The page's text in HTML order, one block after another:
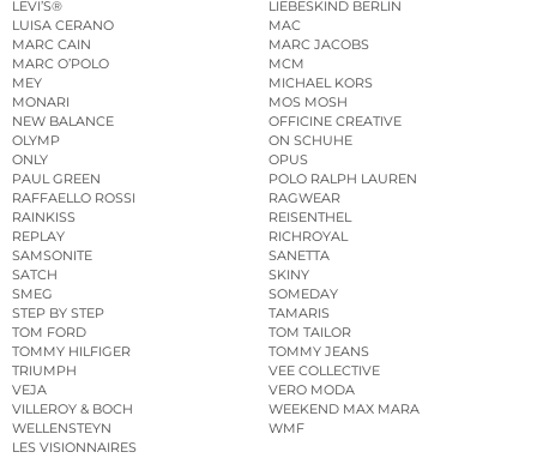
LEVI’S®
LIEBESKIND BERLIN
LUISA CERANO
MAC
MARC CAIN
MARC JACOBS
MARC O’POLO
MCM
MEY
MICHAEL KORS
MONARI
MOS MOSH
NEW BALANCE
OFFICINE CREATIVE
OLYMP
ON SCHUHE
ONLY
OPUS
PAUL GREEN
POLO RALPH LAUREN
RAFFAELLO ROSSI
RAGWEAR
RAINKISS
REISENTHEL
REPLAY
RICHROYAL
SAMSONITE
SANETTA
SATCH
SKINY
SMEG
SOMEDAY
STEP BY STEP
TAMARIS
TOM FORD
TOM TAILOR
TOMMY HILFIGER
TOMMY JEANS
TRIUMPH
VEE COLLECTIVE
VEJA
VERO MODA
VILLEROY & BOCH
WEEKEND MAX MARA
WELLENSTEYN
WMF
LES VISIONNAIRES